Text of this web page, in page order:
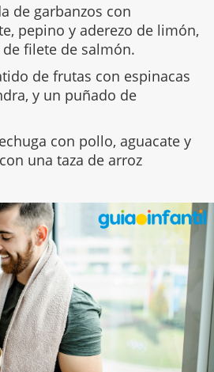
de garbanzos con
pepino y aderezo de limón,
filete de salmón.
de frutas con espinacas
y un puñado de
con pollo, aguacate y
una taza de arroz